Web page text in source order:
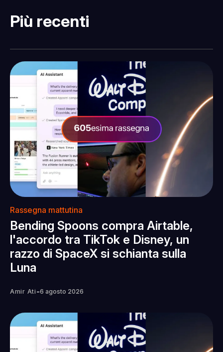
Più recenti
Rassegna mattutina
Bending Spoons compra Airtable,
l'accordo tra TikTok e Disney, un
razzo di SpaceX si schianta sulla
Luna
Amir Ati -6 agosto 2026